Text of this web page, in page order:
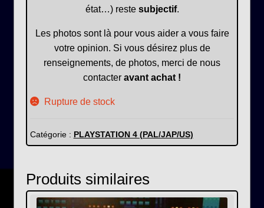
état…) reste subjectif.
Les photos sont là pour vous aider a vous faire
votre opinion. Si vous désirez plus de
renseignements, de photos, merci de nous
contacter avant achat !
Rupture de stock
Catégorie : PLAYSTATION 4 (PAL/JAP/US)
Produits similaires